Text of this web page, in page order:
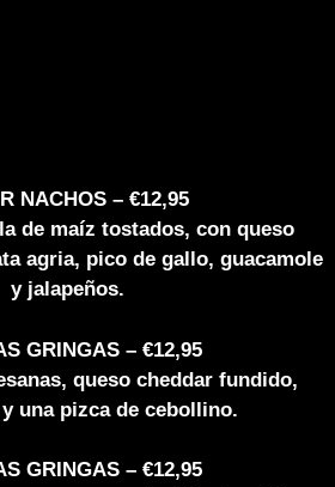
NACHOS – €12,95
de maíz tostados, con queso
agria, pico de gallo, guacamole
y jalapeños.
GRINGAS – €12,95
queso cheddar fundido,
una pizca de cebollino.
GRINGAS – €12,95